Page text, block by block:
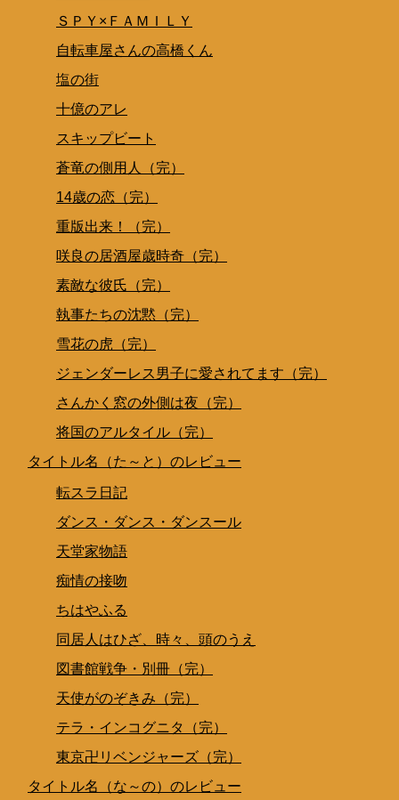
ＳＰＹ×ＦＡＭＩＬＹ
自転車屋さんの高橋くん
塩の街
十億のアレ
スキップビート
蒼竜の側用人（完）
14歳の恋（完）
重版出来！（完）
咲良の居酒屋歳時奇（完）
素敵な彼氏（完）
執事たちの沈黙（完）
雪花の虎（完）
ジェンダーレス男子に愛されてます（完）
さんかく窓の外側は夜（完）
将国のアルタイル（完）
タイトル名（た～と）のレビュー
転スラ日記
ダンス・ダンス・ダンスール
天堂家物語
痴情の接吻
ちはやふる
同居人はひざ、時々、頭のうえ
図書館戦争・別冊（完）
天使がのぞきみ（完）
テラ・インコグニタ（完）
東京卍リベンジャーズ（完）
タイトル名（な～の）のレビュー